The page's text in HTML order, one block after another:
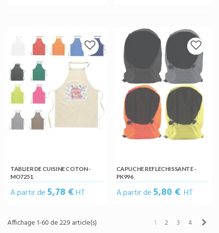
TABLIER DE CUISINE COTON -
MO7251
A partir de5,78 €HT
CAPUCHE REFLECHISSANTE -
PK996
A partir de5,80 € HT
Affichage 1-60 de 229 article(s) 1 2 3 4